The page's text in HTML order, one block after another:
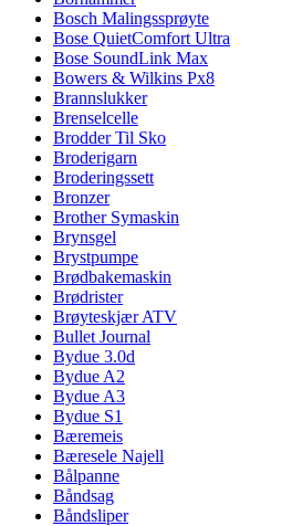
Bosch Malingssprøyte
Bose QuietComfort Ultra
Bose SoundLink Max
Bowers & Wilkins Px8
Brannslukker
Brenselcelle
Brodder Til Sko
Broderigarn
Broderingssett
Bronzer
Brother Symaskin
Brynsgel
Brystpumpe
Brødbakemaskin
Brødrister
Brøyteskjær ATV
Bullet Journal
Bydue 3.0d
Bydue A2
Bydue A3
Bydue S1
Bæremeis
Bæresele Najell
Bålpanne
Båndsag
Båndsliper